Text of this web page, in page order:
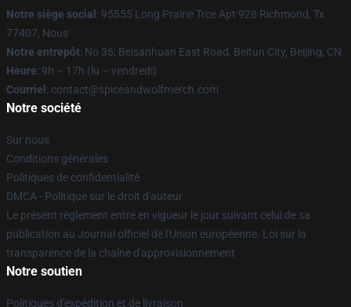
Notre siège social : 95555 Long Prairie Trce Apt 928 Richmond, Tx
77407, Nous
Notre entrepôt: No 36, Beisanhuan East Road, Beitun City, Beijing, CN
Heure: 9h – 17h (lu – vendredi)
Courriel : contact@spiceandwolfmerch.com
Notre société
Sur nous
Conditions générales
Politiques de confidentialité
DMCA - Politique sur le droit d'auteur
Le présent règlement entre en vigueur le jour suivant celui de sa
publication au Journal officiel de l'Union européenne. Loi sur la
transparence de la chaîne d'approvisionnement
Notre soutien
Politiques d'expédition et de livraison